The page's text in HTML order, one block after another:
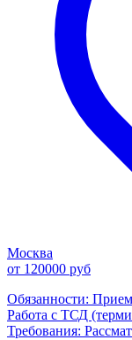
Москва
от 120000 руб
Обязанности:
Работа с ТСД
Требования: